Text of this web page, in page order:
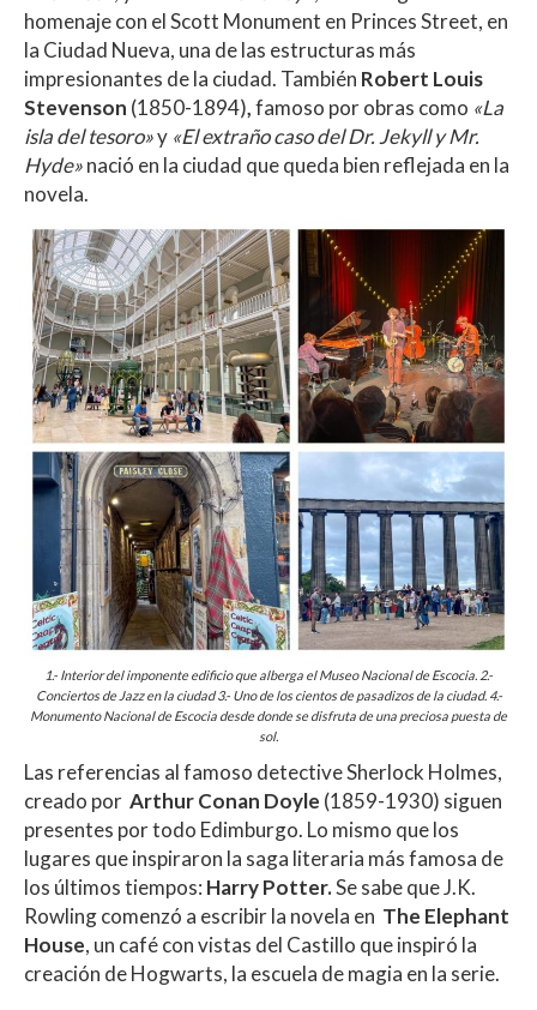
homenaje con el Scott Monument en Princes Street, en
la Ciudad Nueva, una de las estructuras más
impresionantes de la ciudad. También Robert Louis
Stevenson (1850-1894),famoso por obras como «La
isla del tesoro»y «El extraño caso del Dr. Jekyll y Mr.
Hyde»nació en la ciudad que queda bien reflejada en la
novela.
1.- Interior del imponente edificio que alberga el Museo Nacional de Escocia. 2.-
Conciertos de Jazz en la ciudad 3.- Uno de los cientos de pasadizos de la ciudad. 4.-
Monumento Nacional de Escocia desde donde se disfruta de una preciosa puesta de
sol.
Las referencias al famoso detective Sherlock Holmes,
creado por Arthur Conan Doyle (1859-1930) siguen
presentes por todo Edimburgo. Lo mismo que los
lugares que inspiraron la saga literaria más famosa de
los últimos tiempos: Harry Potter.Se sabe que J.K.
Rowling comenzó a escribir la novela en The Elephant
House, un café con vistas del Castillo que inspiró la
creación de Hogwarts, la escuela de magia en la serie.